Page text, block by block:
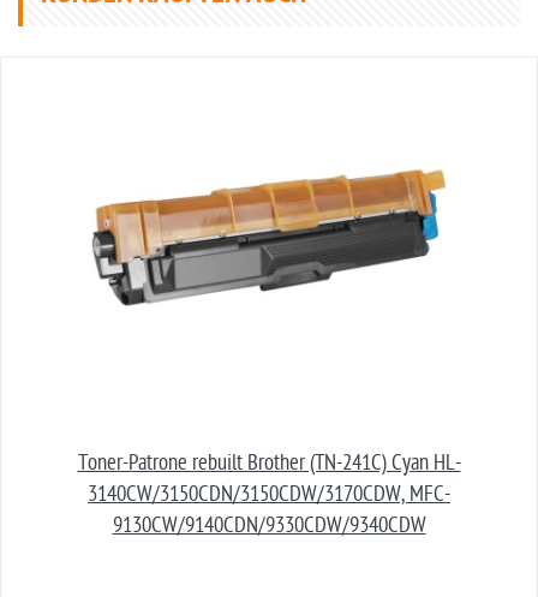
Toner-Patrone rebuilt Brother (TN-241C) Cyan HL-
3140CW/3150CDN/3150CDW/3170CDW, MFC-
9130CW/9140CDN/9330CDW/9340CDW